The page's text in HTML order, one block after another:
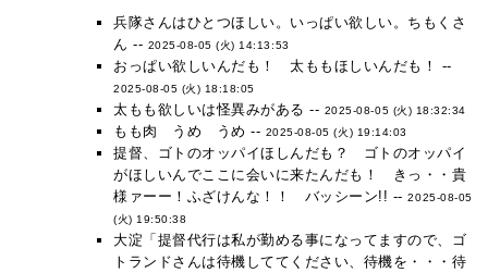
兵隊さんはひとつほしい。いっぱい欲しい。ちもくさ
ん -- 2025-08-05 (火) 14:13:53
おっぱい欲しいんだも！ 太ももほしいんだも！ --
2025-08-05 (火) 18:18:05
太もも欲しいは怪異みがある -- 2025-08-05 (火) 18:32:34
もも肉 うめ うめ -- 2025-08-05 (火) 19:14:03
提督、ゴトのオッパイほしんだも？ ゴトのオッパイ
がほしいんでここに会いに来たんだも！ きっ・・貴
様ァーー！ふざけんな！！ バッシーン!! --2025-08-05
(火) 19:50:38
大淀「提督代行は私が勤める事になってますので、ゴ
トランドさんは待機しててください、待機を・・・待